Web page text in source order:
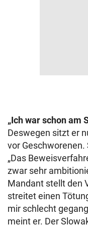
„Ich war schon am
Deswegen sitzt er
vor
„Das
zwar sehr
Mandant stellt den
streitet einen
mir schlecht
meint er. Der